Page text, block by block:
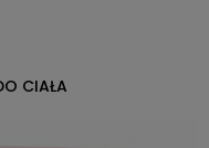
CIAŁA